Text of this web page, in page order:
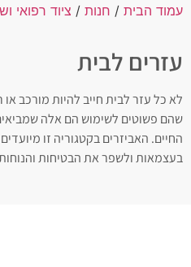
עמוד הבית / חנות / ציוד רפואי
עזרים לבית
לא כל עזר לבית חייב להיות מורכב או
שהם פשוטים לשימוש הם אלה
החיים. האביזרים בקטגוריה זו
בעצמאות ולשפר את הבטיחות